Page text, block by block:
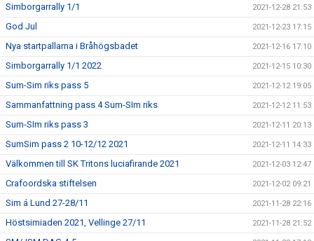
Simborgarrally 1/1 2021-12-28 21:53
God Jul 2021-12-23 17:15
Nya startpallarna i Bråhögsbadet 2021-12-16 17:10
Simborgarrally 1/1 2022 2021-12-15 10:30
Sum-Sim riks pass 5 2021-12-12 19:05
Sammanfattning pass 4 Sum-SIm riks 2021-12-12 11:53
Sum-SIm riks pass 3 2021-12-11 20:13
SumSim pass 2 10-12/12 2021 2021-12-11 14:33
Välkommen till SK Tritons luciafirande 2021 2021-12-03 12:47
Crafoordska stiftelsen 2021-12-02 09:21
Sim á Lund 27-28/11 2021-11-28 22:16
Höstsimiaden 2021, Vellinge 27/11 2021-11-28 21:52